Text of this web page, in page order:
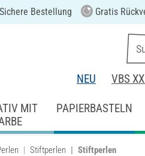
Bestellung Gratis
NEU VBS
MIT
PAPIERBASTELN
Stiftperlen Stiftperlen